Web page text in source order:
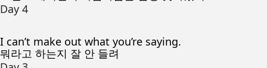
Day 4
I can’t make out what you’re saying.
뭐라고 하는지 잘 안 들려